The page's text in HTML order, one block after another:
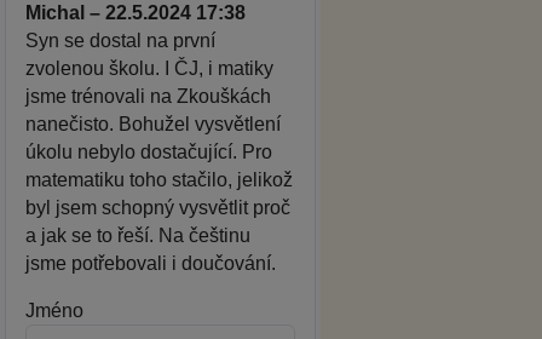
Michal – 22.5.2024 17:38
Syn se dostal na první
zvolenou školu. I ČJ, i matiky
jsme trénovali na Zkouškách
nanečisto. Bohužel vysvětlení
úkolu nebylo dostačující. Pro
matematiku toho stačilo, jelikož
byl jsem schopný vysvětlit proč
a jak se to řeší. Na češtinu
jsme potřebovali i doučování.
Jméno